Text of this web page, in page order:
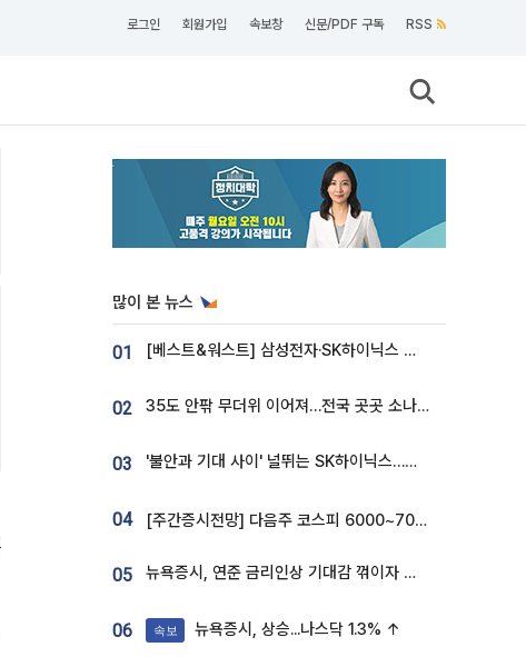
로그인 회원가입 속보창 신문/PDF 구독 RSS
많이 본 뉴스
01 [베스트&워스트] 삼성전자·SK하이닉스 밀린 한 주…상상인증권은 85% 급등
02 35도 안팎 무더위 이어져…전국 곳곳 소나기 [오늘 날씨]
03 '불안과 기대 사이' 널뛰는 SK하이닉스…증권가 "HBM4·LTA 기반 펀터멘털 견고"
04 [주간증시전망] 다음주 코스피 6000~7000⋯“外人 수급은 정책이 변수”
05 뉴욕증시, 연준 금리인상 기대감 꺾이자 상승...S&P500 사상 최고치 [종합]
06 속보 뉴욕증시, 상승...나스닥 1.3% ↑